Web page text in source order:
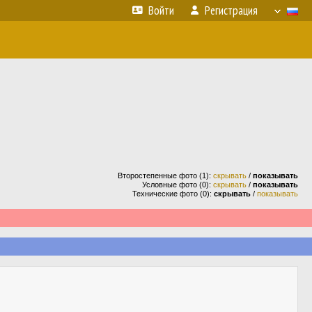
Войти Регистрация
Второстепенные фото (1): скрывать / показывать
Условные фото (0): скрывать / показывать
Технические фото (0): скрывать / показывать